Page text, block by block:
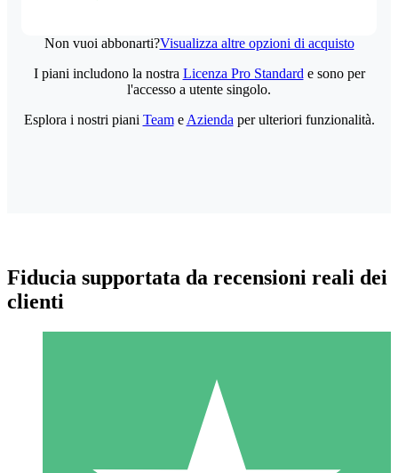
Non vuoi abbonarti?Visualizza altre opzioni di acquisto
Pacchetti di Crediti Individuali
I piani includono la nostra Licenza Pro Standard e sono per
l'accesso a utente singolo.
Esplora i nostri piani Teame Azienda per ulteriori funzionalità.
Fiducia supportata da recensioni reali dei
clienti